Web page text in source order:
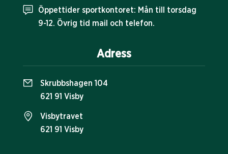
Öppettider sportkontoret: Mån till torsdag
9-12. Övrig tid mail och telefon.
Adress
Skrubbshagen 104
621 91 Visby
Visbytravet
621 91 Visby